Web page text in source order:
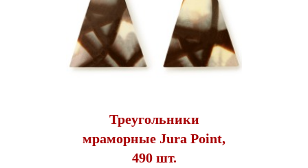
Треугольники
мраморные Jura Point,
490 шт.